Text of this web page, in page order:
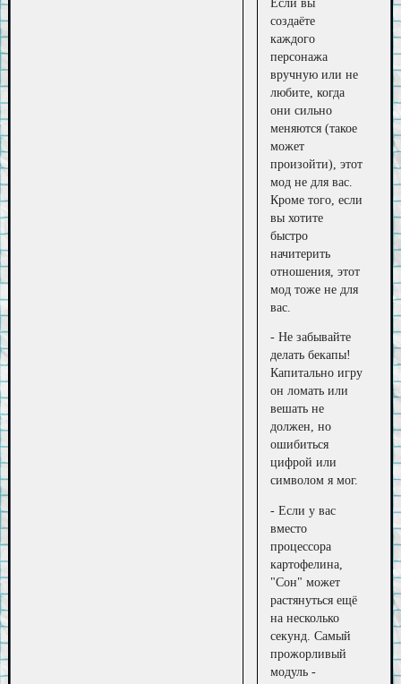
Если вы
создаёте
каждого
персонажа
вручную или не
любите, когда
они сильно
меняются (такое
может
произойти), этот
мод не для вас.
Кроме того, если
вы хотите
быстро
начитерить
отношения, этот
мод тоже не для
вас.
- Не забывайте
делать бекапы!
Капитально игру
он ломать или
вешать не
должен, но
ошибиться
цифрой или
символом я мог.
- Если у вас
вместо
процессора
картофелина,
"Сон" может
растянуться ещё
на несколько
секунд. Самый
прожорливый
модуль -